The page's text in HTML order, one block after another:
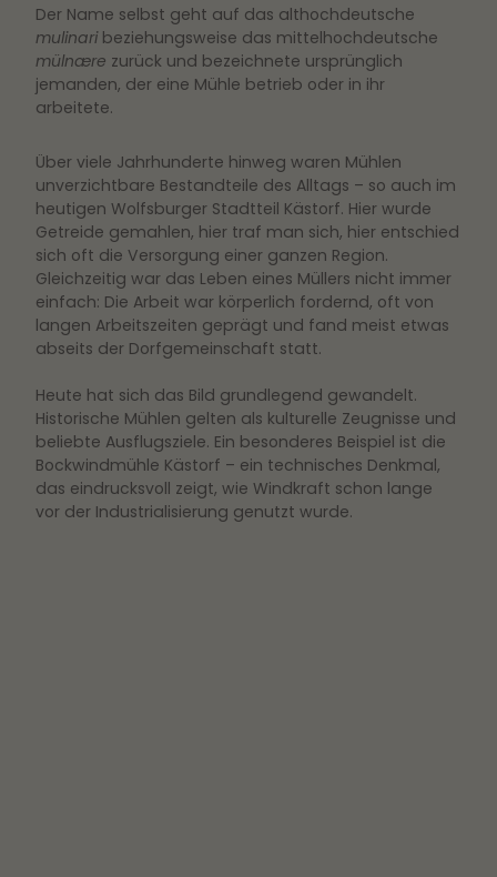
Der Name selbst geht auf das althochdeutsche
mulinaribeziehungsweise das mittelhochdeutsche
mülnære zurück und bezeichnete ursprünglich
jemanden, der eine Mühle betrieb oder in ihr
arbeitete.
Über viele Jahrhunderte hinweg waren Mühlen
unverzichtbare Bestandteile des Alltags – so auch im
heutigen Wolfsburger Stadtteil Kästorf. Hier wurde
Getreide gemahlen, hier traf man sich, hier entschied
sich oft die Versorgung einer ganzen Region.
Gleichzeitig war das Leben eines Müllers nicht immer
einfach: Die Arbeit war körperlich fordernd, oft von
langen Arbeitszeiten geprägt und fand meist etwas
abseits der Dorfgemeinschaft statt.
Heute hat sich das Bild grundlegend gewandelt.
Historische Mühlen gelten als kulturelle Zeugnisse und
beliebte Ausflugsziele. Ein besonderes Beispiel ist die
Bockwindmühle Kästorf – ein technisches Denkmal,
das eindrucksvoll zeigt, wie Windkraft schon lange
vor der Industrialisierung genutzt wurde.